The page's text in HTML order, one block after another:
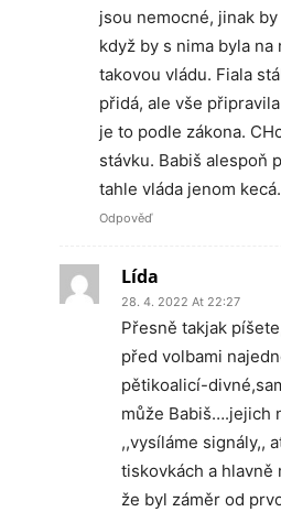
jsou nemocné, jinak
když by s nima byla
takovou vládu. Fiala
přidá, ale vše
je to podle zákona.
stávku. Babiš alespoň
tahle vláda jenom kecá.
Odpověď
Lída
28. 4. 2022 At 22:27
Přesně takjak
před volbami
pětikoalicí-
může Babiš….jejich
,,vysíláme signály,,
tiskovkách a hlavně
že byl záměr od